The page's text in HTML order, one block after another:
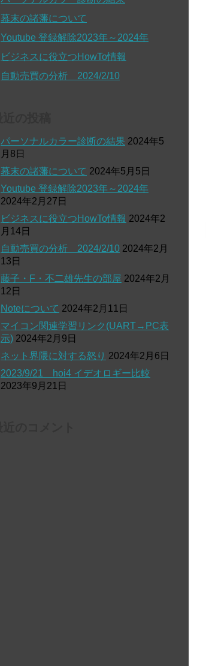
幕末の諸藩について
Youtube 登録解除2023年～2024年
ビジネスに役立つHowTo情報
自動売買の分析 2024/2/10
パーソナルカラー診断の結果 2024年5
月8日
幕末の諸藩について 2024年5月5日
Youtube 登録解除2023年～2024年
2024年2月27日
ビジネスに役立つHowTo情報 2024年2
月14日
自動売買の分析 2024/2/10 2024年2月
13日
藤子・F・不二雄先生の部屋 2024年2月
12日
Noteについて 2024年2月11日
マイコン関連学習リンク(UART→PC表
示) 2024年2月9日
ネット界隈に対する怒り 2024年2月6日
2023/9/21 hoi4 イデオロギー比較
2023年9月21日